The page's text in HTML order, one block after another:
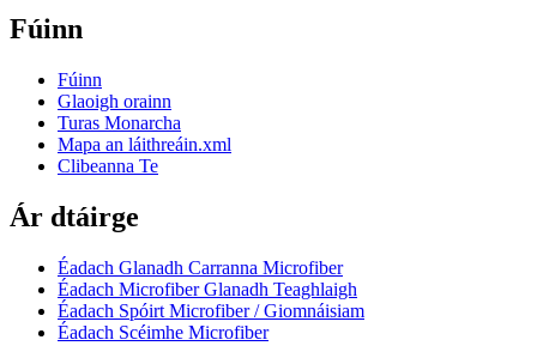
Fúinn
Fúinn
Glaoigh orainn
Turas Monarcha
Mapa an láithreáin.xml
Clibeanna Te
Ár dtáirge
Éadach Glanadh Carranna Microfiber
Éadach Microfiber Glanadh Teaghlaigh
Éadach Spóirt Microfiber / Giomnáisiam
Éadach Scéimhe Microfiber